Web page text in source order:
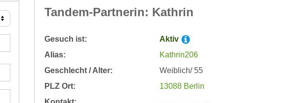
Tandem-Partnerin: Kathrin
Gesuch ist:
Aktiv
Alias:
Kathrin206
Geschlecht / Alter:
Weiblich/ 55
PLZ Ort:
13088 Berlin